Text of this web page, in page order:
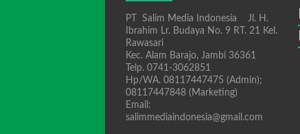
PT Salim Media Indonesia Jl. H.
Ibrahim Lr. Budaya No. 9 RT. 21 Kel.
Rawasari
Kec. Alam Barajo, Jambi 36361
Telp. 0741-3062851
Hp/WA. 08117447475 (Admin);
08117447848 (Marketing)
Email:
salimmediaindonesia@gmail.com